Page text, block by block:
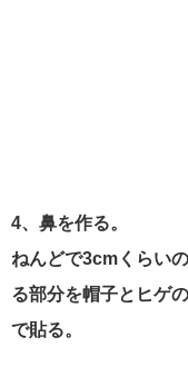
4、鼻を作る。
ねんどで3cmくらい
る部分を帽子とヒゲ
で貼る。